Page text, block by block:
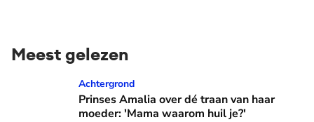
Meest gelezen
Prinses Amalia over dé traan van haar moeder: 'Mama
Achtergrond
Prinses Amalia over dé traan van haar
moeder: 'Mama waarom huil je?'